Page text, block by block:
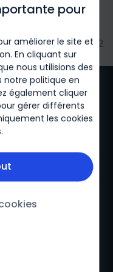
pour
améliorer le site et
En cliquant sur
nous utilisions des
notre politique en
également cliquer
gérer différents
les cookies
12 - Biogen-263692